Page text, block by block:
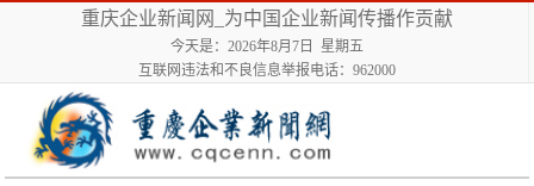
重庆企业新闻网_为中国企业新闻传播作贡献
今天是：2026年8月7日 星期五
互联网违法和不良信息举报电话：962000